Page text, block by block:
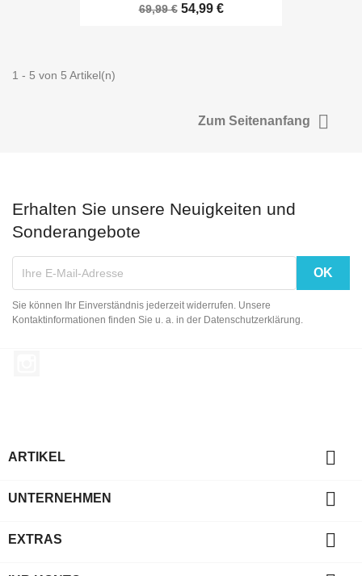
69,99 € 54,99 €
1 - 5 von 5 Artikel(n)
Zum Seitenanfang 
Erhalten Sie unsere Neuigkeiten und
Sonderangebote
Sie können Ihr Einverständnis jederzeit widerrufen. Unsere
Kontaktinformationen finden Sie u. a. in der Datenschutzerklärung.
ARTIKEL 
UNTERNEHMEN 
EXTRAS 